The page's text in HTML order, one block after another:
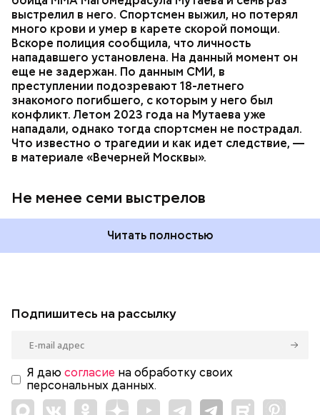
выстрелил в него. Спортсмен выжил, но потерял
много крови и умер в карете скорой помощи.
Вскоре полиция сообщила, что личность
нападавшего установлена. На данный момент он
еще не задержан. По данным СМИ, в
преступлении подозревают 18-летнего
знакомого погибшего, с которым у него был
конфликт. Летом 2023 года на Мутаева уже
нападали, однако тогда спортсмен не пострадал.
Что известно о трагедии и как идет следствие, —
в материале «Вечерней Москвы».
Не менее семи выстрелов
пострадавший умер по пути в больницу.
Читать полностью
Подпишитесь на рассылку
Я даю согласие на обработку своих
персональных данных.